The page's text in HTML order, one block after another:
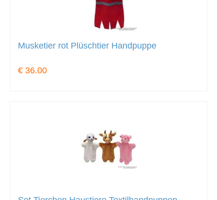
Musketier rot Plüschtier Handpuppe
€ 36.00